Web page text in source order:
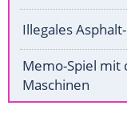
Illegales
Memo-Spiel mit
Maschinen